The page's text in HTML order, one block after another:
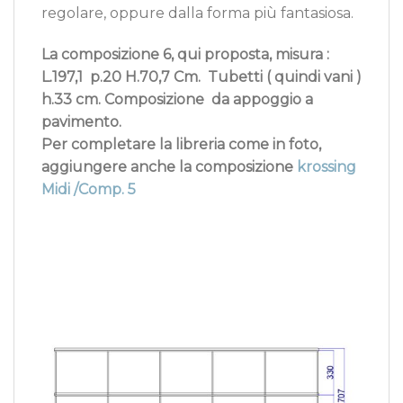
regolare, oppure dalla forma più fantasiosa.
La composizione 6, qui proposta, misura :
L.197,1 p.20 H.70,7 Cm. Tubetti ( quindi vani )
h.33 cm. Composizione da appoggio a
pavimento.
Per completare la libreria come in foto,
aggiungere anche la composizione krossing
Midi /Comp. 5